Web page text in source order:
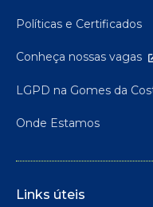
Políticas e Certificados
Conheça nossas vagas
LGPD na Gomes da
Onde Estamos
Links úteis